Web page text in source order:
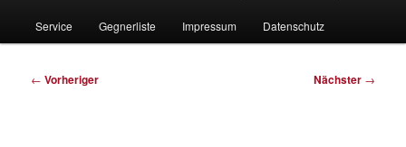
Service Gegnerliste Impressum Datenschutz
Beitragsnavigation
← Vorheriger Nächster →